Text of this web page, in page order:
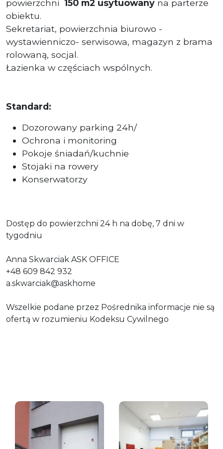
powierzchni 150 m2 usytuowany na parterze
obiektu.
Sekretariat, powierzchnia biurowo -
wystawienniczo- serwisowa, magazyn z brama
rolowaną, socjal.
Łazienka w częściach wspólnych.
Standard:
Dozorowany parking 24h/
Ochrona i monitoring
Pokoje śniadań/kuchnie
Stojaki na rowery
Konserwatorzy
Dostęp do powierzchni 24 h na dobę, 7 dni w
tygodniu
Anna Skwarciak ASK OFFICE
+48 609 842 932
a.skwarciak@askhome
Wszelkie podane przez Pośrednika informacje nie są
ofertą w rozumieniu Kodeksu Cywilnego